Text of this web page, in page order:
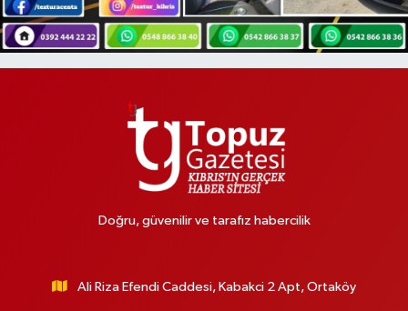
Doğru, güvenilir ve tarafız habercilik
Ali Riza Efendi Caddesi, Kabakci 2 Apt, Ortaköy